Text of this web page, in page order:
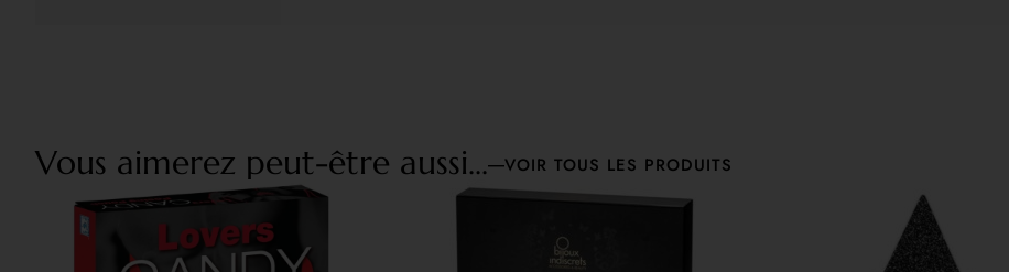
Vous aimerez peut-être aussi... VOIR TOUS LES PRODUITS